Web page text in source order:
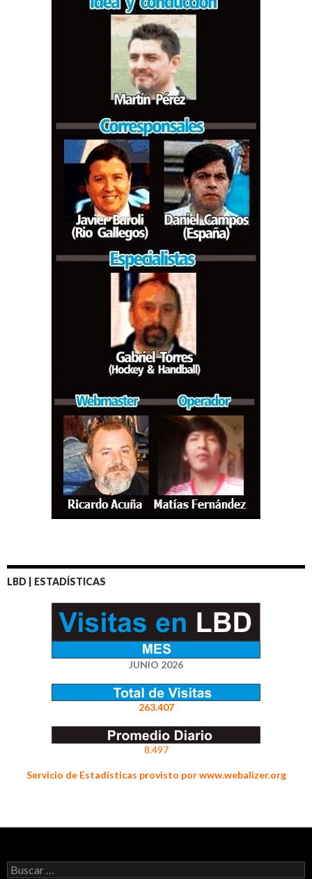
LBD | ESTADÍSTICAS
JUNIO 2026
263.407
8.497
Servicio de Estadísticas provisto por www.webalizer.org
Buscar: